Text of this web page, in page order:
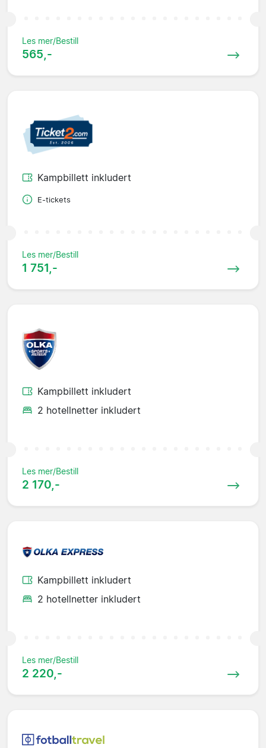
Les mer/Bestill
565,-
Kampbillett inkludert
E-tickets
Les mer/Bestill
1 751,-
Kampbillett inkludert
2 hotellnetter inkludert
Les mer/Bestill
2 170,-
Kampbillett inkludert
2 hotellnetter inkludert
Les mer/Bestill
2 220,-